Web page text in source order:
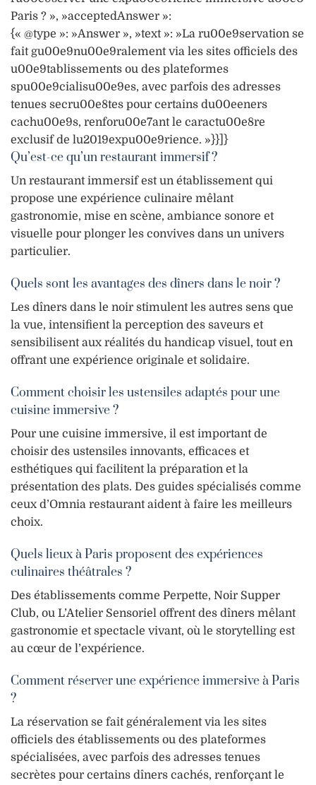
Paris ? », »acceptedAnswer »:
{« @type »: »Answer », »text »: »La ru00e9servation se
fait gu00e9nu00e9ralement via les sites officiels des
u00e9tablissements ou des plateformes
spu00e9cialisu00e9es, avec parfois des adresses
tenues secru00e8tes pour certains du00eeners
cachu00e9s, renforu00e7ant le caractu00e8re
exclusif de lu2019expu00e9rience. »}}]}
Qu’est-ce qu’un restaurant immersif ?
Un restaurant immersif est un établissement qui
propose une expérience culinaire mêlant
gastronomie, mise en scène, ambiance sonore et
visuelle pour plonger les convives dans un univers
particulier.
Quels sont les avantages des dîners dans le noir ?
Les dîners dans le noir stimulent les autres sens que
la vue, intensifient la perception des saveurs et
sensibilisent aux réalités du handicap visuel, tout en
offrant une expérience originale et solidaire.
Comment choisir les ustensiles adaptés pour une
cuisine immersive ?
Pour une cuisine immersive, il est important de
choisir des ustensiles innovants, efficaces et
esthétiques qui facilitent la préparation et la
présentation des plats. Des guides spécialisés comme
ceux d’Omnia restaurant aident à faire les meilleurs
choix.
Quels lieux à Paris proposent des expériences
culinaires théâtrales ?
Des établissements comme Perpette, Noir Supper
Club, ou L’Atelier Sensoriel offrent des dîners mêlant
gastronomie et spectacle vivant, où le storytelling est
au cœur de l’expérience.
Comment réserver une expérience immersive à Paris
?
La réservation se fait généralement via les sites
officiels des établissements ou des plateformes
spécialisées, avec parfois des adresses tenues
secrètes pour certains dîners cachés, renforçant le